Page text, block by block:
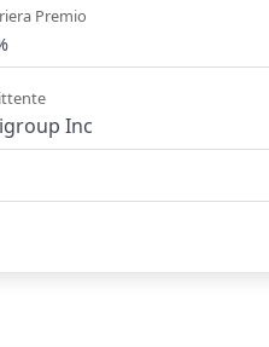
Premio
Inc